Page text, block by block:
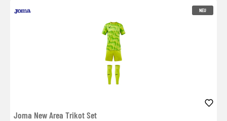
NEU
Joma New Area Trikot Set